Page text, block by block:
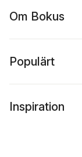
Om Bokus
Populärt
Inspiration